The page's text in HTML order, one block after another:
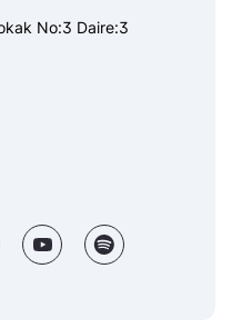
No:3 Daire:3